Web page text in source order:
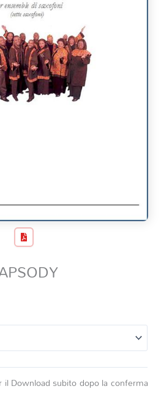
il Download subito dopo la conferma